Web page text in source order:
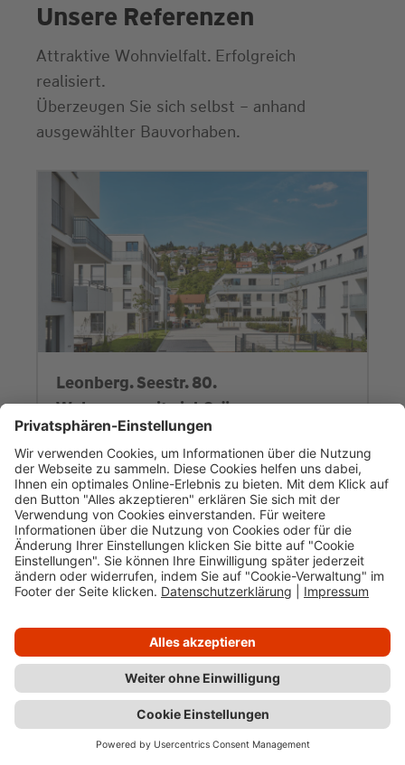
Unsere Referenzen
Attraktive Wohnvielfalt. Erfolgreich
realisiert.
Überzeugen Sie sich selbst – anhand
ausgewählter Bauvorhaben.
Leonberg. Seestr. 80.
Wohnoase mit viel Grün.
Zum Objekt
Stuttgart. Urban Living.
Stylische City-Domizile in